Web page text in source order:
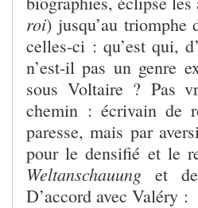
roi) jusqu’au triomphe
celles-ci : qu’est qui,
n’est-il pas un genre
sous Voltaire ? Pas
chemin : écrivain de
paresse, mais par
pour le densifié et le
Weltanschauung et
D’accord avec Valéry :